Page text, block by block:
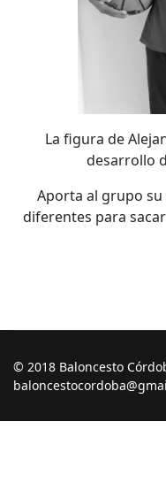
La figura de
desarrollo
Aporta al grupo
diferentes para
© 2018 Baloncesto